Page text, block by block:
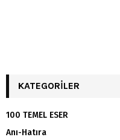
KATEGORILER
100 TEMEL ESER
Anı-Hatıra